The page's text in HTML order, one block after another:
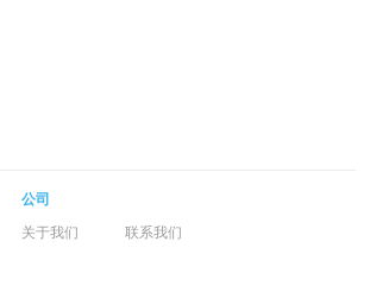
公司
关于我们
联系我们